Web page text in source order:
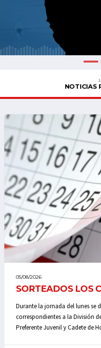
NOTICIAS
05/08/2026
SORTEADOS LOS
Durante la jornada del lunes se
correspondientes a la División
Preferente Juvenil y Cadete de